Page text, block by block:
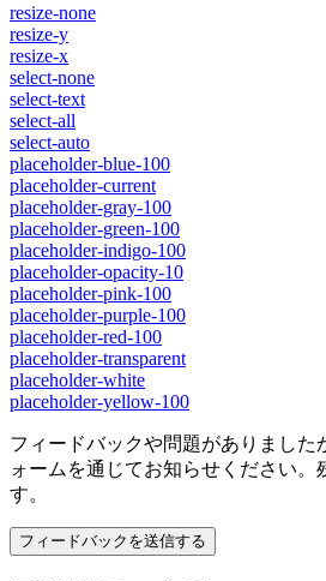
resize-none
resize-y
resize-x
select-none
select-text
select-all
select-auto
placeholder-blue-100
placeholder-current
placeholder-gray-100
placeholder-green-100
placeholder-indigo-100
placeholder-opacity-10
placeholder-pink-100
placeholder-purple-100
placeholder-red-100
placeholder-transparent
placeholder-white
placeholder-yellow-100
フィードバックや問題がありました
ォームを通じてお知らせください。
す。
フィードバックを送信する